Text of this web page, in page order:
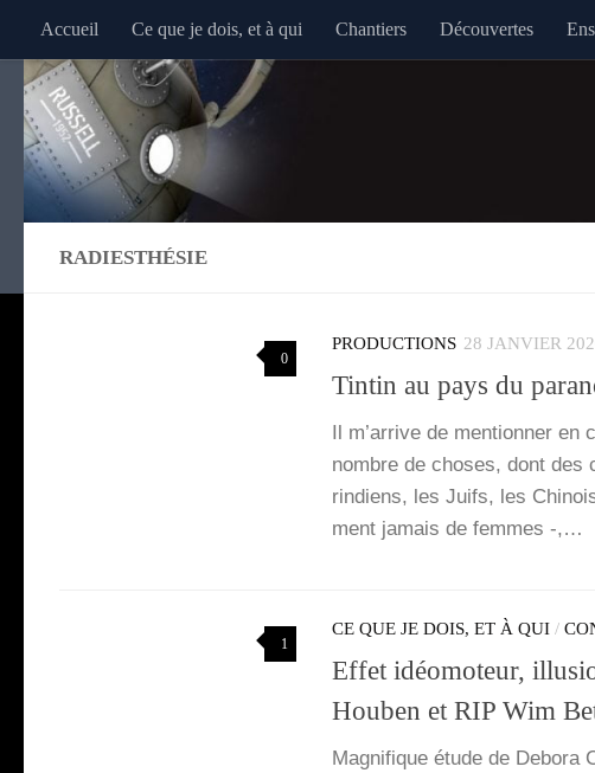
Au dessous du contenu
Accueil Ce que je dois, et à qui Chantiers Découvertes
RADIESTHÉSIE
0
PRODUCTIONS 28 JANVIER
Tintin au pays du
Il m’ar­rive de men­tion­ner en
nombre de choses, dont
rin­diens, les Juifs, les
ment jamais de femmes -,…
1
CE QUE JE DOIS, ET À QUI /
Effet idéomoteur,
Houben et RIP Wim
Magni­fique étude de Debo­ra